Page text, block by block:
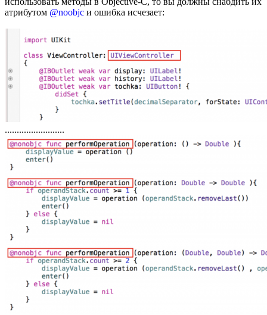
атрибутом @noobjc и ошибка исчезает:
.........................